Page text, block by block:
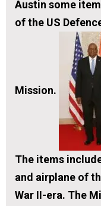
Austin some
of the US
Mission.
The items
and airplane of
War II-era. The